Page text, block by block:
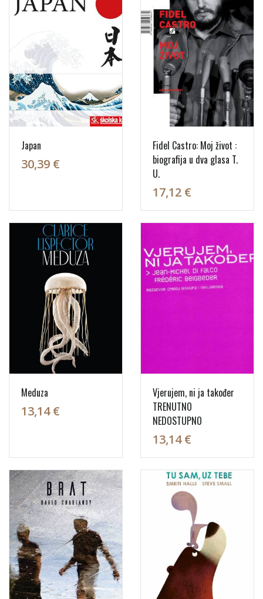
Japan
30,39 €
Fidel Castro: Moj život :
biografija u dva glasa T.
U.
17,12 €
Meduza
13,14 €
Vjerujem, ni ja također
TRENUTNO
NEDOSTUPNO
13,14 €